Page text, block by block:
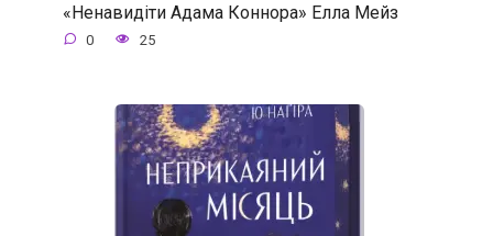
«Ненавидіти Адама Коннора» Елла Мейз
0 25